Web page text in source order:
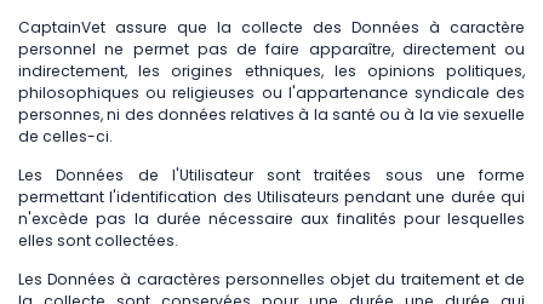
CaptainVet assure que la collecte des Données à caractère
personnel ne permet pas de faire apparaître, directement ou
indirectement, les origines ethniques, les opinions politiques,
philosophiques ou religieuses ou l'appartenance syndicale des
personnes, ni des données relatives à la santé ou à la vie sexuelle
de celles-ci.
Les Données de l'Utilisateur sont traitées sous une forme
permettant l'identification des Utilisateurs pendant une durée qui
n'excède pas la durée nécessaire aux finalités pour lesquelles
elles sont collectées.
Les Données à caractères personnelles objet du traitement et de